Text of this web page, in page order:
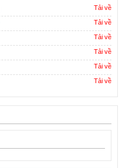
Tải về
Tải về
Tải về
Tải về
Tải về
Tải về